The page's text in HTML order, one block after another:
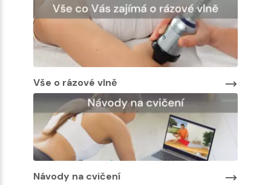
Vše o rázové vlně
Návody na cvičení